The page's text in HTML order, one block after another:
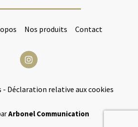
Nos produits Contact
- Déclaration relative aux cookies
Arbonel Communication